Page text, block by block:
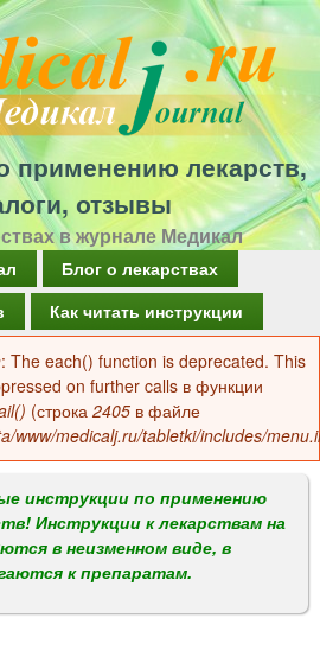
применению лекарств,
отзывы
в журнале Медикал
Блог о лекарствах
Как читать инструкции
: The each() function is deprecated. This
on further calls в функции
(строка 2405 в файле
www/medicalj.ru/tabletki/includes/
инструкции по применению
Инструкции к лекарствам на
в неизменном виде, в
к препаратам.